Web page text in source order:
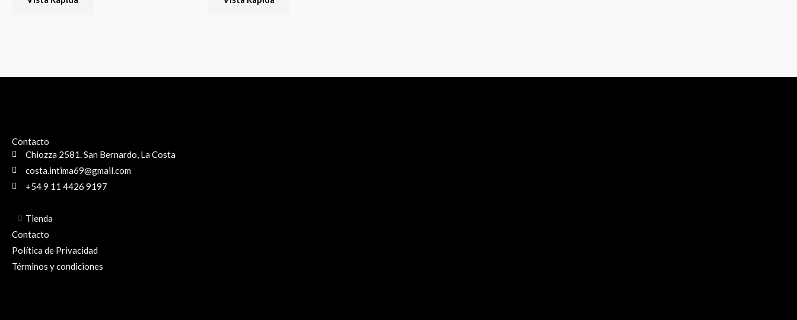
Contacto
Chiozza 2581. San Bernardo, La Costa
costa.intima69@gmail.com
+54 9 11 4426 9197
Tienda
Contacto
Política de Privacidad
Términos y condiciones